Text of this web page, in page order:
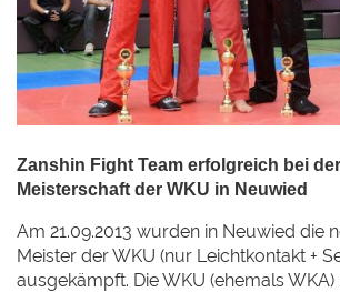
Zanshin Fight Team erfolgreich bei
Meisterschaft der WKU in Neuwied
Am 21.09.2013 wurden in Neuwied die
Meister der WKU (nur Leichtkontakt +
ausgekämpft. Die WKU (ehemals WKA)